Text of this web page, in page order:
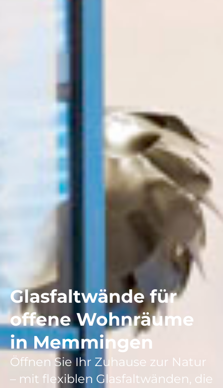
Glasfaltwände für
offene Wohnräume
in Memmingen
Öffnen Sie Ihr Zuhause zur Natur
– mit flexiblen Glasfaltwänden, die